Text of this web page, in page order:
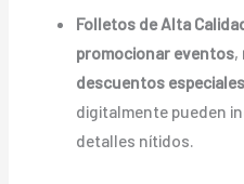
Folletos de Alta
promocionar eventos,
descuentos especiales
digitalmente pueden
detalles nítidos.